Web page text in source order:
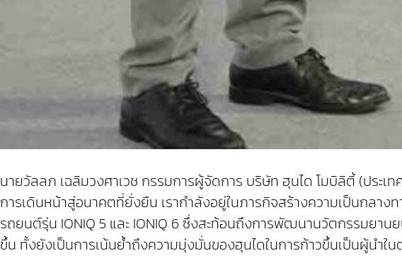
นายวัลลภ เฉลิมวงศาเวช กรรมการผู้จัดการ บริษัท ฮุนได โมบิลิตี้ (ประเ
การเดินหน้าสู่อนาคตที่ยั่งยืน เรากำลังอยู่ในภารกิจสร้างความเป็นกลาง
รถยนต์รุ่น IONIQ 5 และ IONIQ 6 ซึ่งสะท้อนถึงการพัฒนานวัตกรรมย
ขึ้น ทั้งยังเป็นการเน้นย้ำถึงความมุ่งมั่นของฮุนไดในการก้าวขึ้นเป็นผู้นำใ